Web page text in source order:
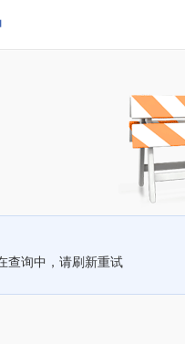
查询中，请刷新重试